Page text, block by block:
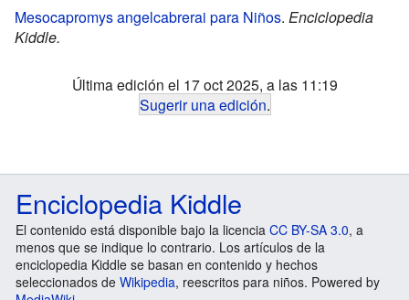
Mesocapromys angelcabrerai para Niños. Enciclopedia
Kiddle.
Última edición el 17 oct 2025, a las 11:19
Sugerir una edición.
Enciclopedia Kiddle
El contenido está disponible bajo la licencia CC BY-SA 3.0, a
menos que se indique lo contrario. Los artículos de la
enciclopedia Kiddle se basan en contenido y hechos
seleccionados de Wikipedia, reescritos para niños. Powered by